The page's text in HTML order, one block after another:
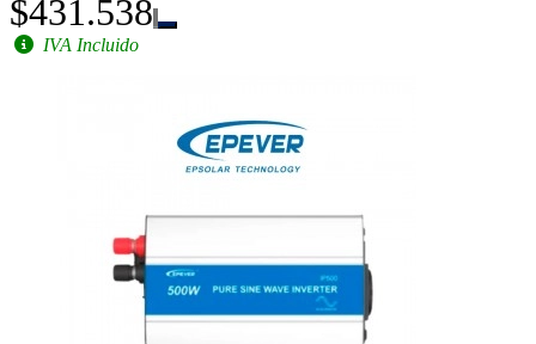
$431.538
IVA Incluido